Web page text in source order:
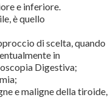
e inferiore.
è quello
di scelta, quando
in
Digestiva;
e maligne della tiroide,